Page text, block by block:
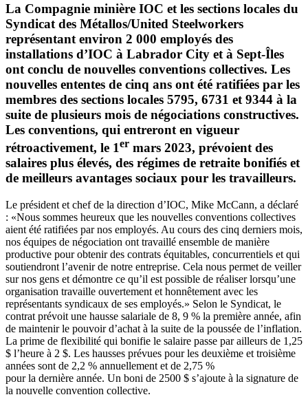
La Compagnie minière IOC et les sections locales du
Syndicat des Métallos/United Steelworkers
représentant environ 2 000 employés des
installations d’IOC à Labrador City et à Sept-Îles
ont conclu de nouvelles conventions collectives. Les
nouvelles ententes de cinq ans ont été ratifiées par les
membres des sections locales 5795, 6731 et 9344 à la
suite de plusieurs mois de négociations constructives.
Les conventions, qui entreront en vigueur
rétroactivement, le 1er mars 2023, prévoient des
salaires plus élevés, des régimes de retraite bonifiés et
de meilleurs avantages sociaux pour les travailleurs.
Le président et chef de la direction d’IOC, Mike McCann, a déclaré
: «Nous sommes heureux que les nouvelles conventions collectives
aient été ratifiées par nos employés. Au cours des cinq derniers mois,
nos équipes de négociation ont travaillé ensemble de manière
productive pour obtenir des contrats équitables, concurrentiels et qui
soutiendront l’avenir de notre entreprise. Cela nous permet de veiller
sur nos gens et démontre ce qu’il est possible de réaliser lorsqu’une
organisation travaille ouvertement et honnêtement avec les
représentants syndicaux de ses employés.» Selon le Syndicat, le
contrat prévoit une hausse salariale de 8, 9 % la première année, afin
de maintenir le pouvoir d’achat à la suite de la poussée de l’inflation.
La prime de flexibilité qui bonifie le salaire passe par ailleurs de 1,25
$ l’heure à 2 $. Les hausses prévues pour les deuxième et troisième
années sont de 2,2 % annuellement et de 2,75 %
pour la dernière année. Un boni de 2500 $ s’ajoute à la signature de
la nouvelle convention collective.